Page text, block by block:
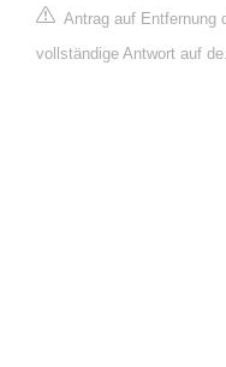
Antrag auf Entfernung
vollständige Antwort auf